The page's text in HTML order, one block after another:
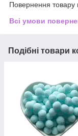
Повернення товару
Всі умови
Подібні товари